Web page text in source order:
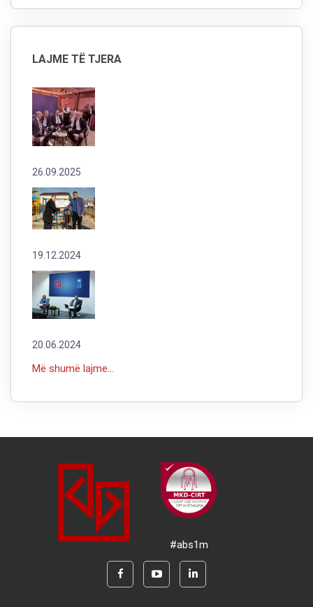
LAJME TË TJERA
26.09.2025
19.12.2024
20.06.2024
Më shumë lajme...
#abs1m